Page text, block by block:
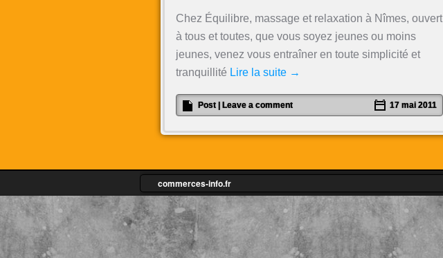
Chez Équilibre, massage et relaxation à Nîmes, ouvert
à tous et toutes, que vous soyez jeunes ou moins
jeunes, venez vous entraîner en toute simplicité et
tranquillité Lire la suite →
Post Leave a comment 17 mai 2011
commerces-info.fr